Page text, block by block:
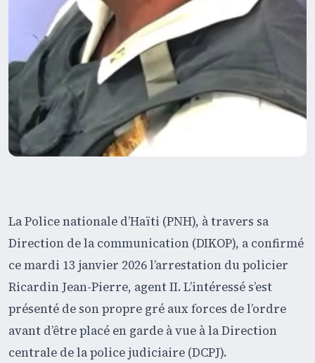
La Police nationale d’Haïti (PNH), à travers sa
Direction de la communication (DIKOP), a confirmé
ce mardi 13 janvier 2026 l’arrestation du policier
Ricardin Jean-Pierre, agent II. L’intéressé s’est
présenté de son propre gré aux forces de l’ordre
avant d’être placé en garde à vue à la Direction
centrale de la police judiciaire (DCPJ).